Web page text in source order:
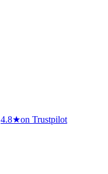
4.8★on Trustpilot